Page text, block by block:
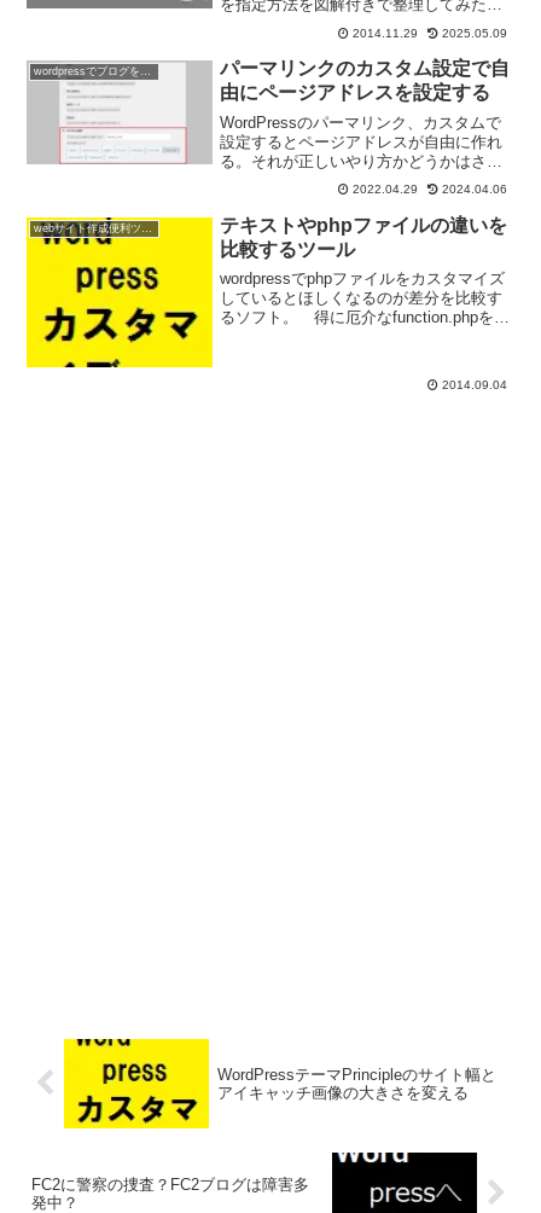
を指定方法を図解付きで整理してみた。
WordPressの場合、リンク先の指定を意
識することはないかもしれないが、HTML
の記述を知っておいて損はないはず。
2014.11.29 2025.05.09
wordpressでブログを作ろう
パーマリンクのカスタム設定で自
由にページアドレスを設定する
WordPressのパーマリンク、カスタムで
設定するとページアドレスが自由に作れ
る。それが正しいやり方かどうかはさて
おいて、前回の「%postname% のパーマ
リンク設定でいきなりパーマリンクが変
わった」なんてトラブルの時は役に立つ
かも。
2022.04.29 2024.04.06
テキストやphpファイルの違いを
比較するツール
wordpressでphpファイルをカスタマイズ
しているとほしくなるのが差分を比較す
るソフト。 得に厄介なfunction.phpを比
2014.09.04
WordPressテーマPrincipleのサイト幅と
アイキャッチ画像の大きさを変える
FC2に警察の捜査？FC2ブログは障害多
発中？